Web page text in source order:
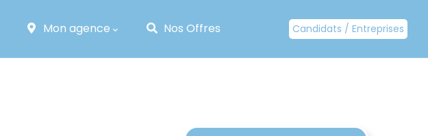
Mon agence Nos Offres Candidats / Entreprises